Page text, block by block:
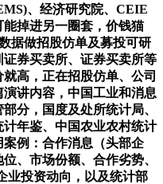
、经济研究院、CEIE
掉进另一圈套，价钱猫
据做招股仿单及募投可研
券买卖所、证券买卖所等
高，正在招股仿单、公司
讲内容，中国工业和消息
分，国度及处所统计局、
年鉴、中国农业农村统计
例：合作消息（头部企
、市场份额、合作劣势、
业投资动向，以及统计部